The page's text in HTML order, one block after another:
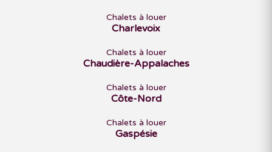
Chalets à louer
Charlevoix
Chalets à louer
Chaudière-Appalaches
Chalets à louer
Côte-Nord
Chalets à louer
Gaspésie